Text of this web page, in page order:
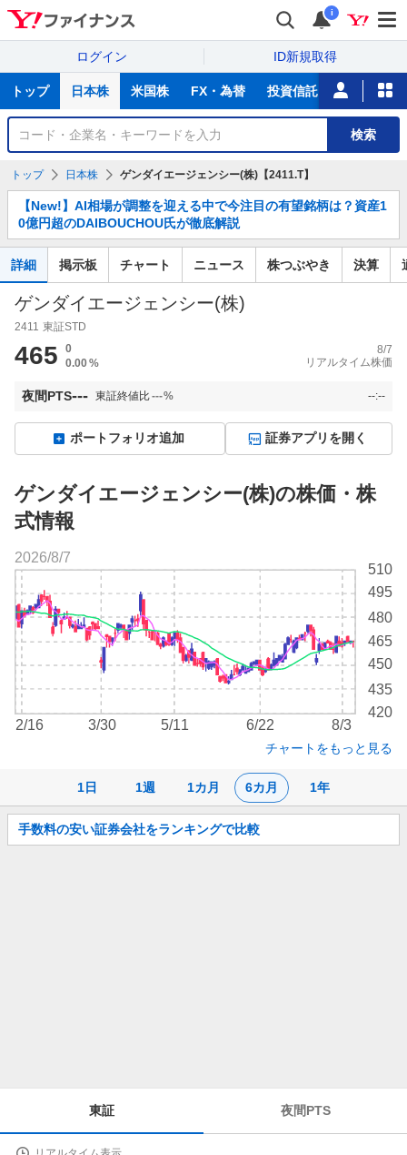
i
ログイン ID新規取得
サ
トップ 日本株 米国株 FX・為替 投資信託 ニュース
銘
検
検索
トップ 日本株 ゲンダイエージェンシー(株)【2411.T】
知
ら
せ
【New!】AI相場が調整を迎える中で今注目の有望銘柄は？資産1
0億円超のDAIBOUCHOU氏が徹底解説
詳細 掲示板 チャート ニュース 株つぶやき 決算
ゲンダイエージェンシー(株)
2411 東証STD
465
0
0.00%
8/7
リアルタイム株価
夜間PTS--- 東証終値比---% --:--
ポートフォリオ追加 証券アプリを開く
ゲンダイエージェンシー(株)の株価・株
式情報
1日 1週 1カ月 6カ月 1年
420
435
450
465
480
495
510
2/16 3/30 5/11 6/22 8/3
2026/8/7
チャートをもっと見る
お
知
手数料の安い証券会社をランキングで比較
詳
東証 夜間PTS